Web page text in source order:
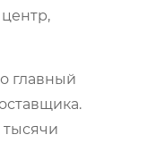
главный